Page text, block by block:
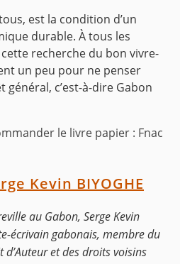
est la condition d’un
durable. À tous les
recherche du bon vivre-
un peu pour ne penser
général, c’est-à-dire Gabon
le livre papier : Fnac
Kevin BIYOGHE
au Gabon, Serge Kevin
écrivain gabonais, membre du
et des droits voisins